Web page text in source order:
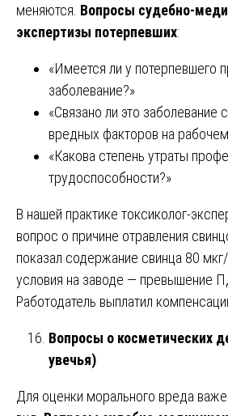
меняются. Вопросы судебно-
экспертизы потерпевших:
«Имеется ли у потерпевшего
заболевание?»
«Связано ли это заболевание
вредных факторов на
«Какова степень утраты
трудоспособности?»
В нашей практике токсиколог-
вопрос о причине отравления
показал содержание свинца 80
условия на заводе — превышение
Работодатель выплатил
Вопросы о косметических
увечья)
Для оценки морального вреда